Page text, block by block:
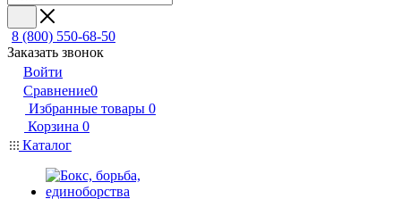
8 (800) 550-68-50
Заказать звонок
Войти
Сравнение0
Избранные товары 0
Корзина 0
Каталог